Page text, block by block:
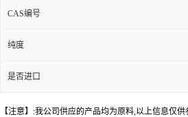
CAS编号
纯度
是否进口
【注意】:我公司供应的产品均为原料,以上信息仅